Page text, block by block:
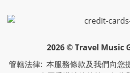
2026 © Travel Music
管轄法律: 本服務條款及我們向您